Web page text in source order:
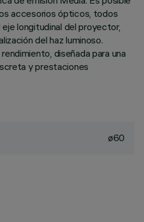
accesorios ópticos, todos
longitudinal del proyector,
del haz luminoso.
diseñada para una
y prestaciones
ø60